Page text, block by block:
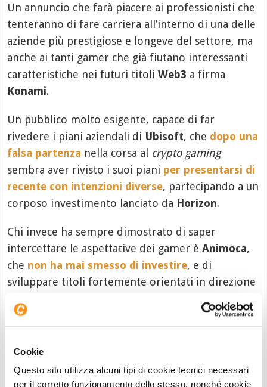
Cookie
Questo sito utilizza alcuni tipi di cookie tecnici necessari
per il corretto funzionamento dello stesso, nonché cookie
Un annuncio che farà piacere ai professionisti che
tenteranno di fare carriera all’interno di una delle
aziende più prestigiose e longeve del settore, ma
anche ai tanti gamer che già fiutano interessanti
caratteristiche nei futuri titoliWeb3 a firma
Konami.
Un pubblico molto esigente, capace di far
rivedere i piani aziendali di Ubisoft, che dopo una
falsa partenza nella corsa al crypto gaming
sembra aver rivisto i suoi piani per presentarsi di
recente con intenzioni diverse, partecipando a un
corposo investimento lanciato da Horizon.
Chi invece ha sempre dimostrato di saper
intercettare le aspettative dei gamer èAnimoca,
che non ha mai smesso di investire, e di
sviluppare titoli fortemente orientati in direzione
dei giocatori.